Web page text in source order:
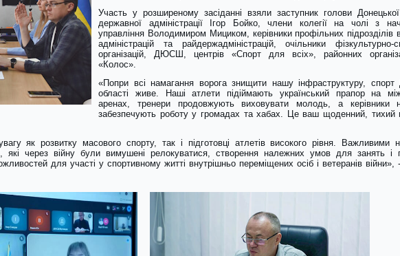
Участь у розширеному засіданні взяли заступник голови
державної адміністрації Ігор Бойко, члени колегії на чолі з
управління Володимиром Мициком, керівники профільних підрозділів
адміністрацій та райдержадміністрацій, очільники фізкультурно-
організацій, ДЮСШ, центрів «Спорт для всіх», районних
«Колос».
«Попри всі намагання ворога знищити нашу інфраструктуру, спорт
області живе. Наші атлети підіймають український прапор на
аренах, тренери продовжують виховувати молодь, а керівники
забезпечують роботу у громадах та хабах. Це ваш щоденний, тихий
як розвитку масового спорту, так і підготовці атлетів високого рівня. Важливими
які через війну були вимушені релокуватися, створення належних умов для занять і
для участі у спортивному житті внутрішньо переміщених осіб і ветеранів війни»,